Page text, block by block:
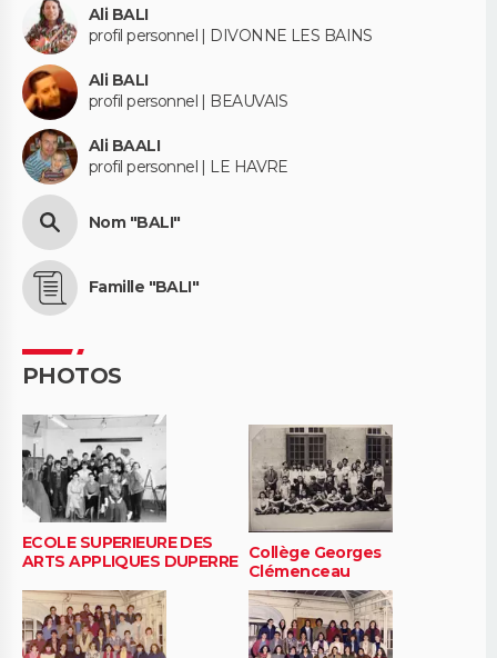
Ali BALI
profil personnel | DIVONNE LES BAINS
Ali BALI
profil personnel | BEAUVAIS
Ali BAALI
profil personnel | LE HAVRE
Nom "BALI"
Famille "BALI"
PHOTOS
ECOLE SUPERIEURE DES
ARTS APPLIQUES DUPERRE Collège Georges
Clémenceau